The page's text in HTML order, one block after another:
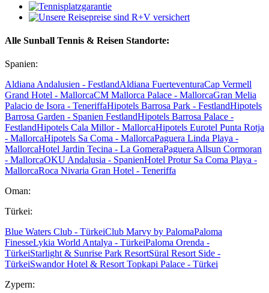
Alle Sunball Tennis & Reisen Standorte:
Spanien:
Aldiana Andalusien - FestlandAldiana FuerteventuraCap Vermell
Grand Hotel - MallorcaCM Mallorca Palace - MallorcaGran Melia
Palacio de Isora - TeneriffaHipotels Barrosa Park - FestlandHipotels
Barrosa Garden - Spanien FestlandHipotels Barrosa Palace -
FestlandHipotels Cala Millor - MallorcaHipotels Eurotel Punta Rotja
- MallorcaHipotels Sa Coma - MallorcaPaguera Linda Playa -
MallorcaHotel Jardin Tecina - La GomeraPaguera Allsun Cormoran
- MallorcaOKU Andalusia - SpanienHotel Protur Sa Coma Playa -
MallorcaRoca Nivaria Gran Hotel - Teneriffa
Oman:
Türkei:
Blue Waters Club - TürkeiClub Marvy by PalomaPaloma
FinesseLykia World Antalya - TürkeiPaloma Orenda -
TürkeiStarlight & Sunrise Park ResortSüral Resort Side -
TürkeiSwandor Hotel & Resort Topkapi Palace - Türkei
Zypern: